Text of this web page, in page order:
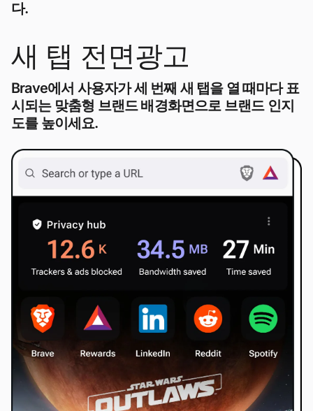
다.
새 탭 전면광고
Brave에서 사용자가 세 번째 새 탭을 열 때마다 표
시되는 맞춤형 브랜드 배경화면으로 브랜드 인지
도를 높이세요.